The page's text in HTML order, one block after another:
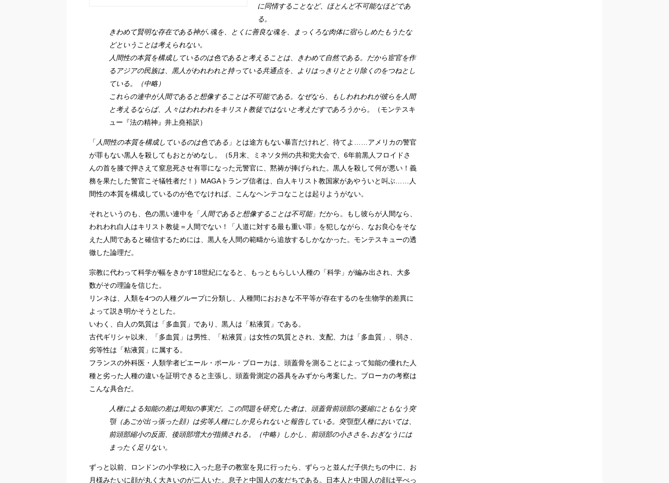
に同情することなど、ほとんど不可能なほどであ
る。
きわめて賢明な存在である神が､魂を、とくに善良な魂を、まっくろな肉体に宿らしめたもうたな
どということは考えられない。
人間性の本質を構成しているのは色であると考えることは、きわめて自然である。だから宦官を作
るアジアの民族は、黒人がわれわれと持っている共通点を、よりはっきりととり除くのをつねとし
ている。（中略）
これらの連中が人間であると想像することは不可能である。なぜなら、もしわれわれが彼らを人間
と考えるならば、人々はわれわれをキリスト教徒ではないと考えだすであろうから。
（モンテスキ
ュー『法の精神』井上堯裕訳）
「 人間性の本質を構成しているのは色である 」とは途方もない暴言だけれど、待てよ……アメリカの警官
が罪もない黒人を殺してもおとがめなし。（5月末、ミネソタ州の共和党大会で、6年前黒人フロイドさ
んの首を膝で押さえて窒息死させ有罪になった元警官に、黙祷が捧げられた。黒人を殺して何が悪い！義
務を果たした警官こそ犠牲者だ！） MAGAトランプ信者は、白人キリスト教国家があやういと叫ぶ……人
間性の本質を構成しているのが色でなければ、こんなヘンテコなことは起りようがない。
それというのも、色の黒い連中を「 人間であると想像することは不可能」だから。もし彼らが人間なら、
われわれ白人はキリスト教徒＝人間でない！「人道に対する最も重い罪」 を犯しながら、なお良心をそな
えた人間であると確信するためには、黒人を人間の範疇から追放するしかなかった。モンテスキューの透
徹した論理だ。
宗教に代わって科学が幅をきかす18世紀になると
、もっともらしい人種の「科学」が編み出され、大多
数がその理論を信じた。
リンネは、人類を4つの人種グループに分類し、人種間におおきな不平等が存在するのを生物学的差異に
よって説き明かそうとした。
いわく、白人の気質は「多血質」であり、黒人は「粘液質」である。
古代ギリシャ以来、「多血質」は男性、「粘液質」は女性の気質とされ、支配、力は「多血質」、弱さ、
劣等性は「粘液質」に属する。
フランスの外科医・人類学者ピエール・ポール・ブローカは、頭蓋骨を測ることによって知能の優れた人
種と劣った人種の違いを証明できると主張し、頭蓋骨測定の器具をみずから考案した。ブローカの考察は
こんな具合だ。
人種による知能の差は周知の事実だ。この問題を研究した者は、頭蓋骨前頭部の萎縮にともなう突
顎（あごが出っ張った顔）は劣等人種にしか見られないと報告している。突顎型人種においては、
前頭部縮小の反面、後頭部増大が指摘される。（中略）しかし、前頭部の小ささを､おぎなうには
まったく足りない。
ずっと以前、ロンドンの小学校に入った息子の教室を見に行ったら、ずらっと並んだ子供たちの中に、お
月様みたいに顔が丸く大きいのが二人いた。息子と中国人の友だちである。日本人と中国人の顔は平べっ